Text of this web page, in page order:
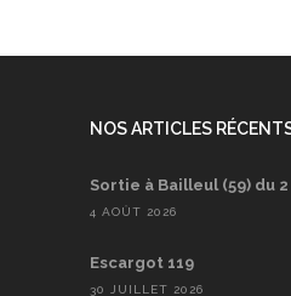
NOS ARTICLES
Sortie à Bailleul (59) du
4 AOÛT 2026
Escargot 119
30 JUILLET 2026